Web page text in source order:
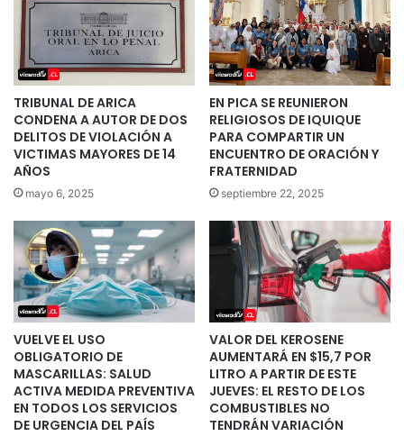
TRIBUNAL DE ARICA
CONDENA A AUTOR DE DOS
DELITOS DE VIOLACIÓN A
VICTIMAS MAYORES DE 14
AÑOS
mayo 6, 2025
EN PICA SE REUNIERON
RELIGIOSOS DE IQUIQUE
PARA COMPARTIR UN
ENCUENTRO DE ORACIÓN Y
FRATERNIDAD
septiembre 22, 2025
VUELVE EL USO
OBLIGATORIO DE
MASCARILLAS: SALUD
ACTIVA MEDIDA PREVENTIVA
EN TODOS LOS SERVICIOS
DE URGENCIA DEL PAÍS
VALOR DEL KEROSENE
AUMENTARÁ EN $15,7 POR
LITRO A PARTIR DE ESTE
JUEVES: EL RESTO DE LOS
COMBUSTIBLES NO
TENDRÁN VARIACIÓN